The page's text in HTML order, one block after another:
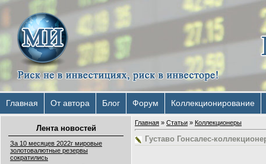
Главная От автора Блог Форум Коллекционирование
Лента новостей
За 10 месяцев 2022г мировые
золотовалютные резервы
сократились
Главная » Статьи » Коллекционеры
Густаво Гонсалес-